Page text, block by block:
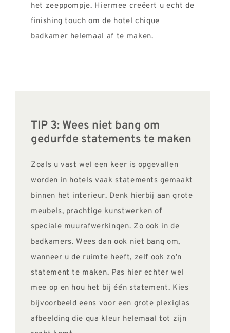
het zeeppompje. Hiermee creëert u echt de
finishing touch om de hotel chique
badkamer helemaal af te maken.
TIP 3: Wees niet bang om
gedurfde statements te maken
Zoals u vast wel een keer is opgevallen
worden in hotels vaak statements gemaakt
binnen het interieur. Denk hierbij aan grote
meubels, prachtige kunstwerken of
speciale muurafwerkingen. Zo ook in de
badkamers. Wees dan ook niet bang om,
wanneer u de ruimte heeft, zelf ook zo’n
statement te maken. Pas hier echter wel
mee op en hou het bij één statement. Kies
bijvoorbeeld eens voor een grote plexiglas
afbeelding die qua kleur helemaal tot zijn